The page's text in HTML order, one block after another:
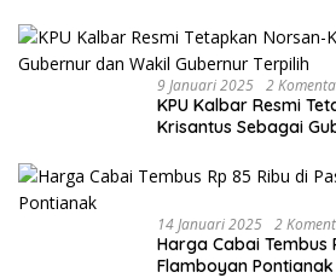
9 Januari 2025 2
KPU Kalbar Resmi
Krisantus Sebagai
14 Januari 2025 2
Harga Cabai Tembus
Flamboyan Pontianak